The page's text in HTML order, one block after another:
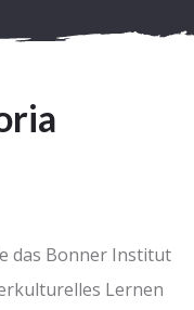
das Bonner Institut
Lernen